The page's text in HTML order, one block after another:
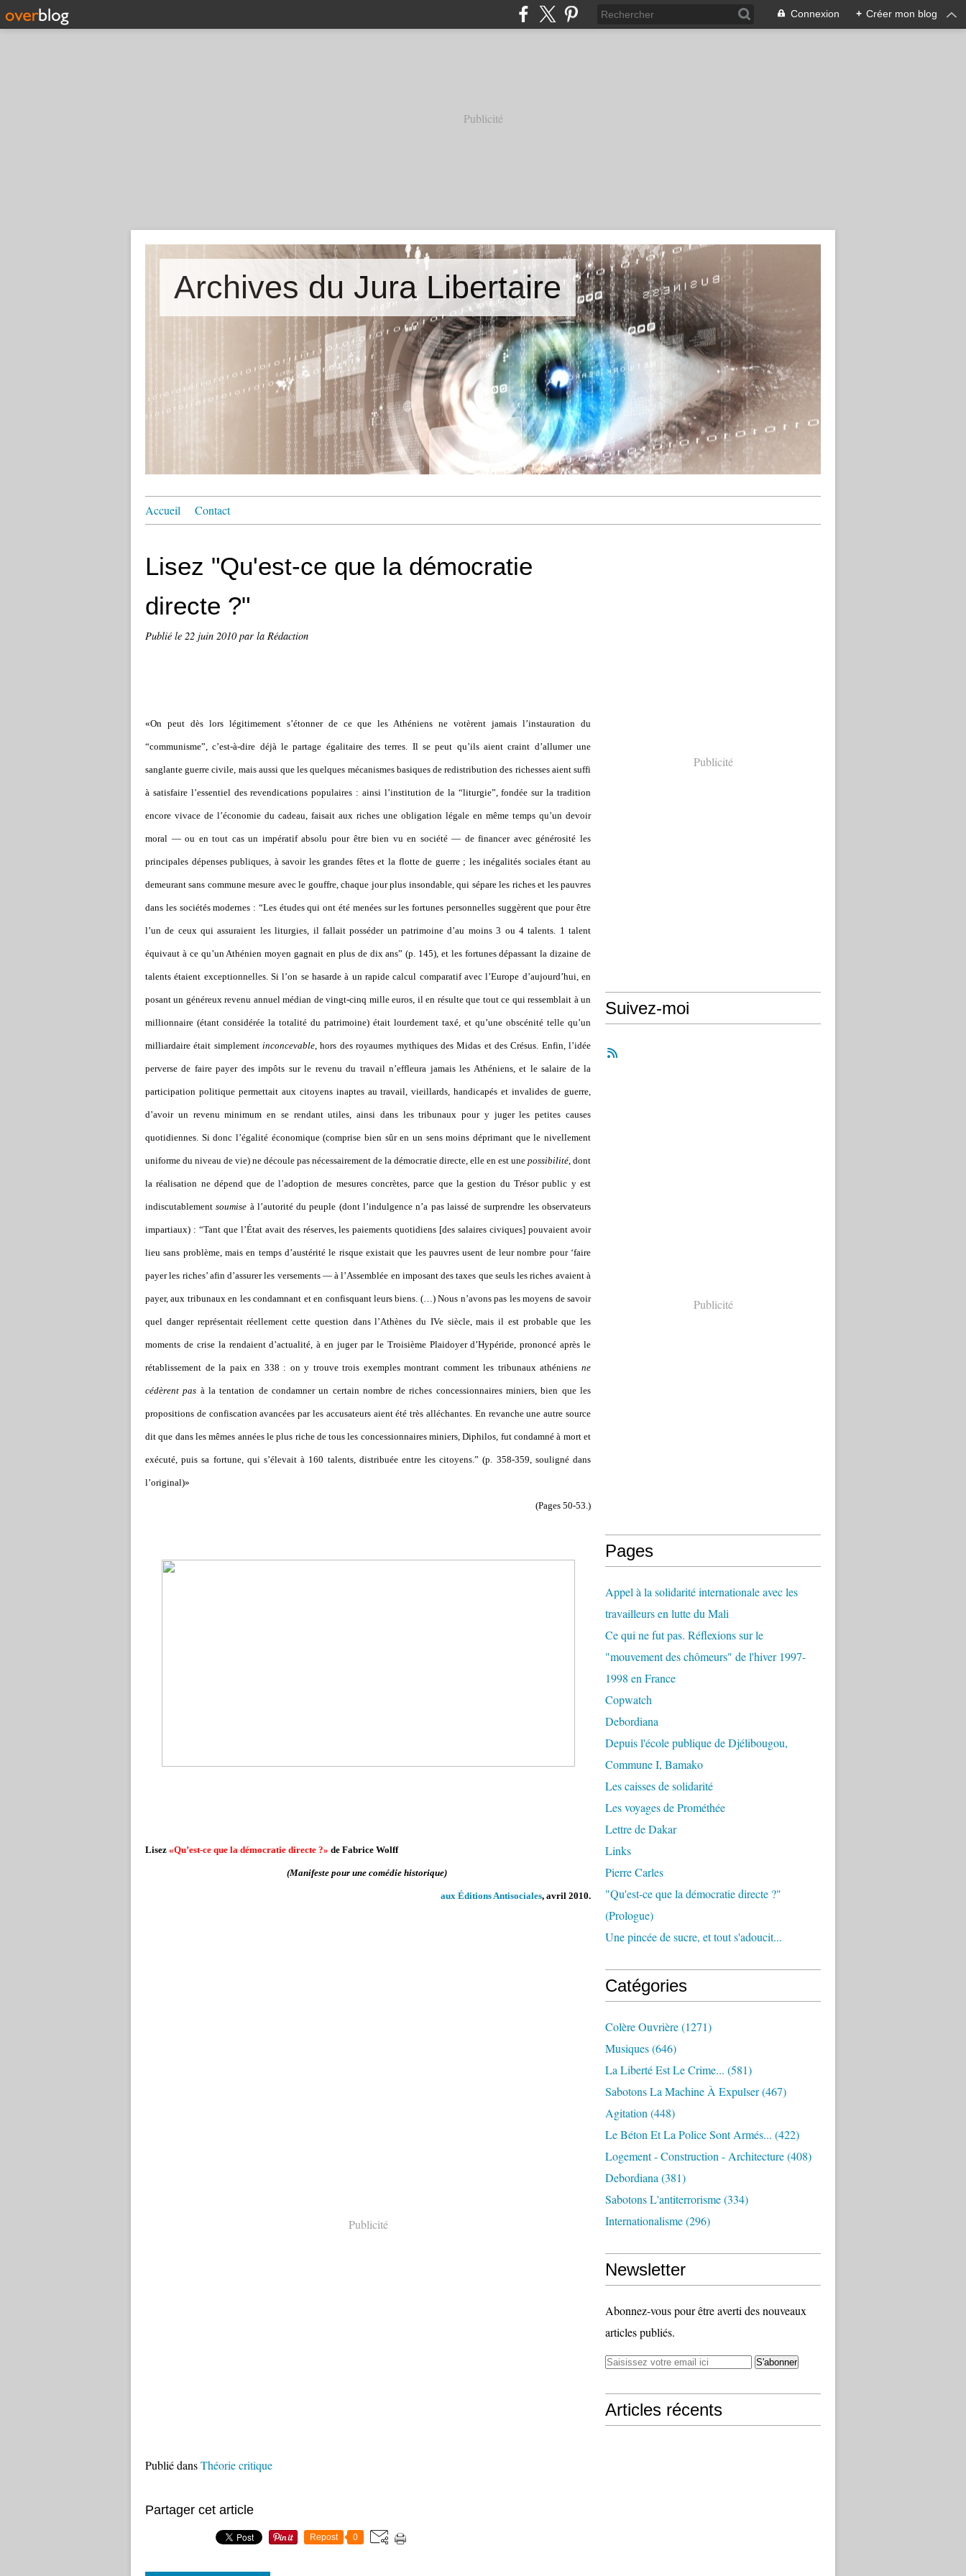
Connexion + Créer mon blog
Publicité
Archives du Jura Libertaire
Accueil Contact
Lisez "Qu'est-ce que la démocratie
directe ?"
Publié le 22 juin 2010par la Rédaction
«On peut dès lors légitimement s’étonner de ce que les Athéniens ne votèrent jamais l’instauration du
“communisme”, c’est-à-dire déjà le partage égalitaire des terres. Il se peut qu’ils aient craint d’allumer une
sanglante guerre civile, mais aussi que les quelques mécanismes basiques de redistribution des richesses aient suffi
à satisfaire l’essentiel des revendications populaires : ainsi l’institution de la “liturgie”, fondée sur la tradition
encore vivace de l’économie du cadeau, faisait aux riches une obligation légale en même temps qu’un devoir
moral — ou en tout cas un impératif absolu pour être bien vu en société — de financer avec générosité les
principales dépenses publiques, à savoir les grandes fêtes et la flotte de guerre ; les inégalités sociales étant au
demeurant sans commune mesure avec le gouffre, chaque jour plus insondable, qui sépare les riches et les pauvres
dans les sociétés modernes : “Les études qui ont été menées sur les fortunes personnelles suggèrent que pour être
l’un de ceux qui assuraient les liturgies, il fallait posséder un patrimoine d’au moins 3 ou 4 talents. 1 talent
équivaut à ce qu’un Athénien moyen gagnait en plus de dix ans” (p. 145), et les fortunes dépassant la dizaine de
talents étaient exceptionnelles. Si l’on se hasarde à un rapide calcul comparatif avec l’Europe d’aujourd’hui, en
posant un généreux revenu annuel médian de vingt-cinq mille euros, il en résulte que tout ce qui ressemblait à un
millionnaire (étant considérée la totalité du patrimoine) était lourdement taxé, et qu’une obscénité telle qu’un
milliardaire était simplementinconcevable, hors des royaumes mythiques des Midas et des Crésus. Enfin, l’idée
perverse de faire payer des impôts sur le revenu du travail n’effleura jamais les Athéniens, et le salaire de la
participation politique permettait aux citoyens inaptes au travail, vieillards, handicapés et invalides de guerre,
d’avoir un revenu minimum en se rendant utiles, ainsi dans les tribunaux pour y juger les petites causes
quotidiennes. Si donc l’égalité économique (comprise bien sûr en un sens moins déprimant que le nivellement
uniforme du niveau de vie) ne découle pas nécessairement de la démocratie directe, elle en est une possibilité, dont
la réalisation ne dépend que de l’adoption de mesures concrètes, parce que la gestion du Trésor public y est
indiscutablementsoumise à l’autorité du peuple (dont l’indulgence n’a pas laissé de surprendre les observateurs
impartiaux) : “Tant que l’État avait des réserves, les paiements quotidiens [des salaires civiques] pouvaient avoir
lieu sans problème, mais en temps d’austérité le risque existait que les pauvres usent de leur nombre pour ‘faire
payer les riches’ afin d’assurer les versements — à l’Assemblée en imposant des taxes que seuls les riches avaient à
payer, aux tribunaux en les condamnant et en confisquant leurs biens. (…) Nous n’avons pas les moyens de savoir
quel danger représentait réellement cette question dans l’Athènes du IVe siècle, mais il est probable que les
moments de crise la rendaient d’actualité, à en juger par le Troisième Plaidoyer d’Hypéride, prononcé après le
rétablissement de la paix en 338 : on y trouve trois exemples montrant comment les tribunaux athéniens ne
cédèrent pas à la tentation de condamner un certain nombre de riches concessionnaires miniers, bien que les
propositions de confiscation avancées par les accusateurs aient été très alléchantes. En revanche une autre source
dit que dans les mêmes années le plus riche de tous les concessionnaires miniers, Diphilos, fut condamné à mort et
exécuté, puis sa fortune, qui s’élevait à 160 talents, distribuée entre les citoyens.” (p. 358-359, souligné dans
l’original)»
(Pages 50-53.)
Lisez «Qu’est-ce que la démocratie directe ?» de Fabrice Wolff
(Manifeste pour une comédie historique)
aux Éditions Antisociales, avril 2010.
Publicité
Publié dansThéorie critique
Partager cet article
Repost 0
Publicité
Suivez-moi
Publicité
Pages
Appel à la solidarité internationale avec les
travailleurs en lutte du Mali
Ce qui ne fut pas. Réflexions sur le
"mouvement des chômeurs" de l'hiver 1997-
1998 en France
Copwatch
Debordiana
Depuis l'école publique de Djélibougou,
Commune I, Bamako
Les caisses de solidarité
Les voyages de Prométhée
Lettre de Dakar
Links
Pierre Carles
"Qu'est-ce que la démocratie directe ?"
(Prologue)
Une pincée de sucre, et tout s'adoucit...
Catégories
Colère Ouvrière(1271)
Musiques(646)
La Liberté Est Le Crime... (581)
Sabotons La Machine À Expulser(467)
Agitation (448)
Le Béton Et La Police Sont Armés... (422)
Logement - Construction - Architecture(408)
Debordiana (381)
Sabotons L'antiterrorisme(334)
Internationalisme(296)
Newsletter
Abonnez-vous pour être averti des nouveaux
articles publiés.
Articles récents